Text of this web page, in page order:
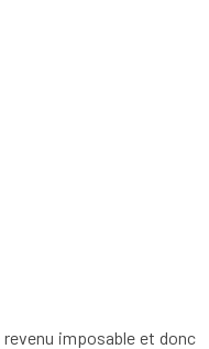
imposable et donc